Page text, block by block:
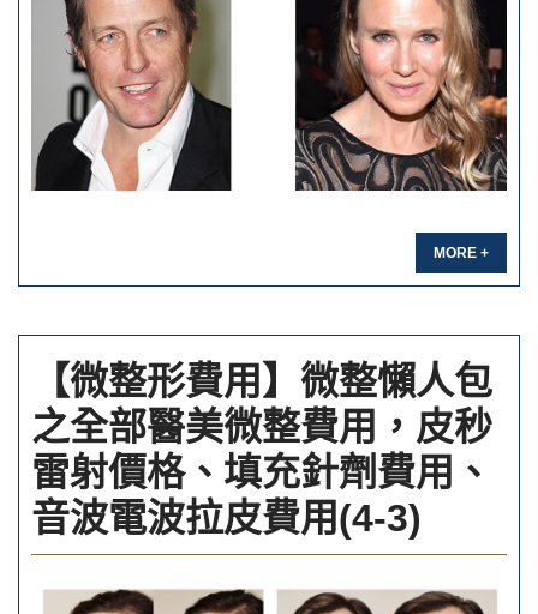
MORE +
【微整形費用】微整懶人包
之全部醫美微整費用，皮秒
雷射價格、填充針劑費用、
音波電波拉皮費用(4-3)